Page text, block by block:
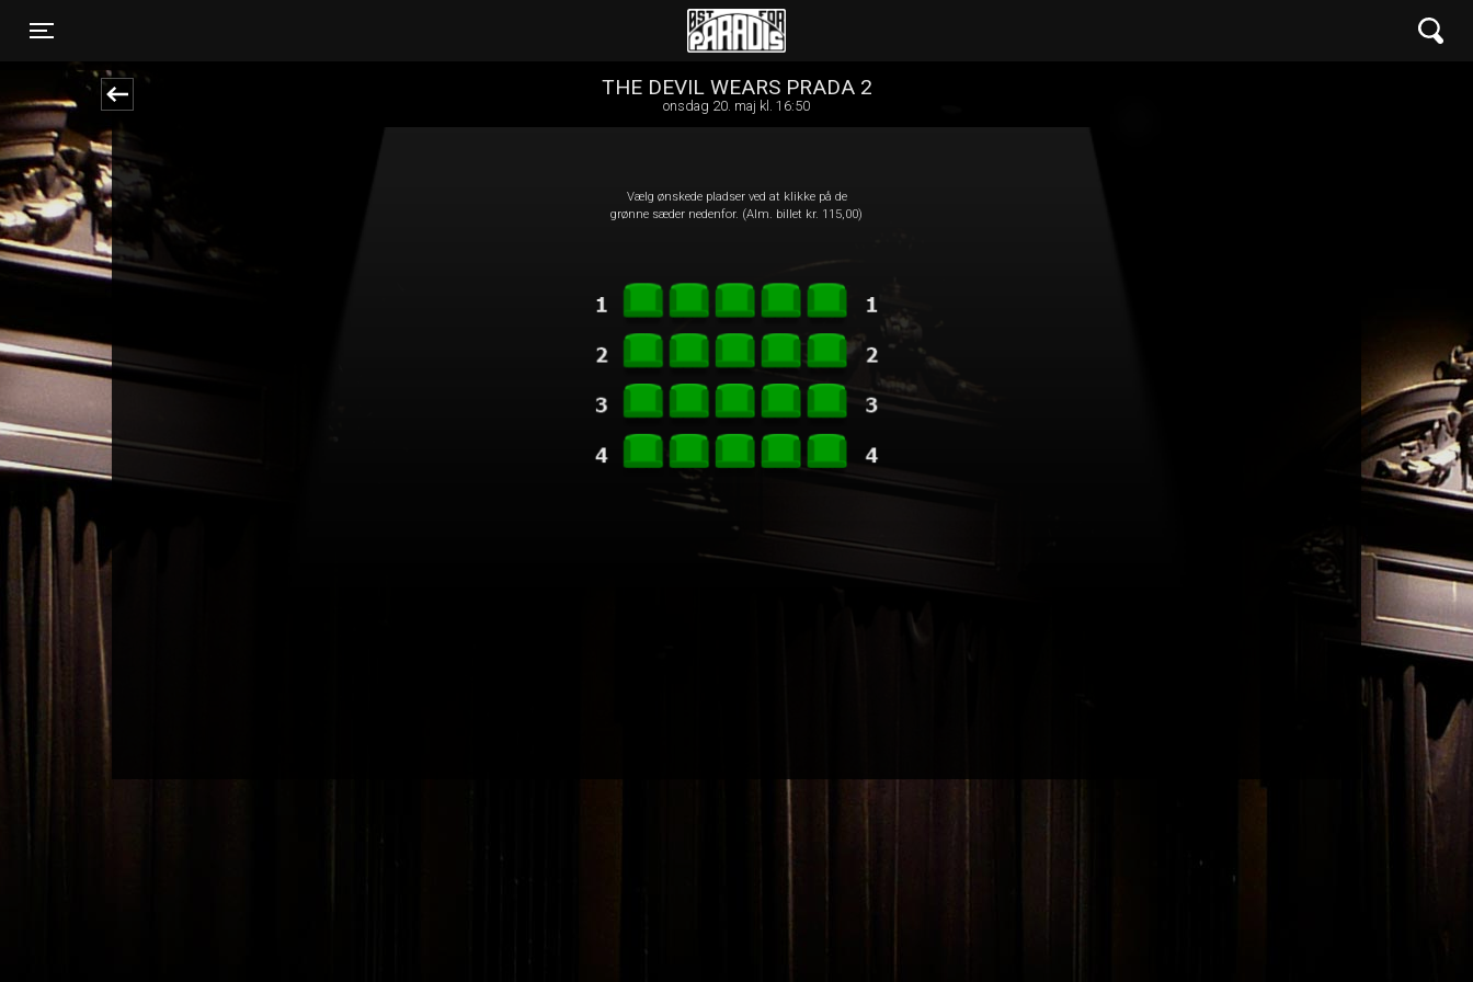
Øst for Paradis
THE DEVIL WEARS PRADA 2
onsdag 20. maj kl. 16:50
Vælg ønskede pladser ved at klikke på de
grønne sæder nedenfor. (Alm. billet kr. 115,00)
1step-front02 011904